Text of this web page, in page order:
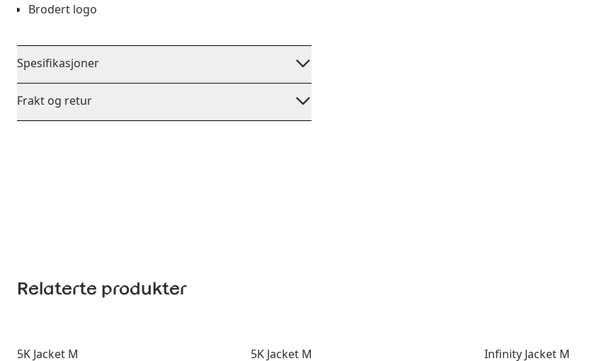
Brodert logo
Spesifikasjoner
Frakt og retur
Relaterte produkter
5K Jacket M
5K Jacket M
Infinity Jacket M